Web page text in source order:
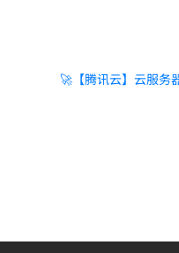
🚀【腾讯云】云服务